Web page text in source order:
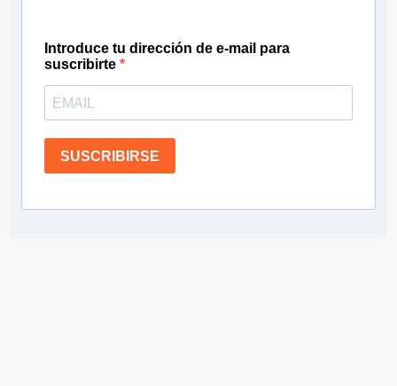
Introduce tu dirección de e-mail para
suscribirte
SUSCRIBIRSE